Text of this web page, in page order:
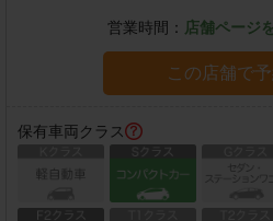
営業時間： 店舗ページ
この店舗で
保有車両クラス